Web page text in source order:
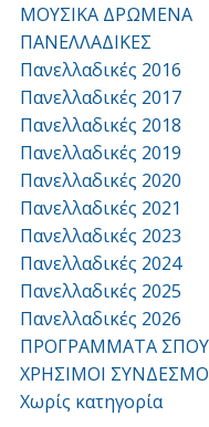
ΜΟΥΣΙΚΑ ΔΡΩΜΕΝΑ
ΠΑΝΕΛΛΑΔΙΚΕΣ
Πανελλαδικές 2016
Πανελλαδικές 2017
Πανελλαδικές 2018
Πανελλαδικές 2019
Πανελλαδικές 2020
Πανελλαδικές 2021
Πανελλαδικές 2023
Πανελλαδικές 2024
Πανελλαδικές 2025
Πανελλαδικές 2026
ΠΡΟΓΡΑΜΜΑΤΑ
ΧΡΗΣΙΜΟΙ
Χωρίς κατηγορία